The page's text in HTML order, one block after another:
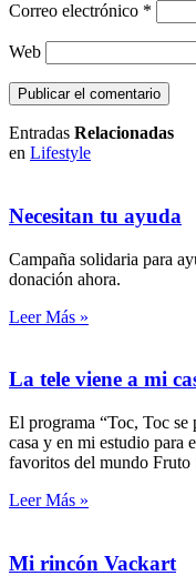
Correo electrónico *
Web
Entradas Relacionadas
en Lifestyle
Necesitan tu ayuda
Campaña solidaria para
donación ahora.
Leer Más »
La tele viene a mi
El programa “Toc, Toc se
casa y en mi estudio para
favoritos del mundo Fruto
Leer Más »
Mi rincón Vackart